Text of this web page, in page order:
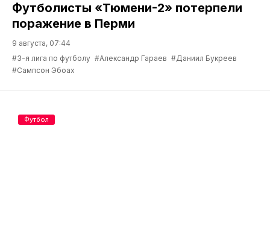
Футболисты «Тюмени-2» потерпели
поражение в Перми
9 августа, 07:44
#3-я лига по футболу #Александр Гараев #Даниил Букреев
#Сампсон Эбоах
Футбол